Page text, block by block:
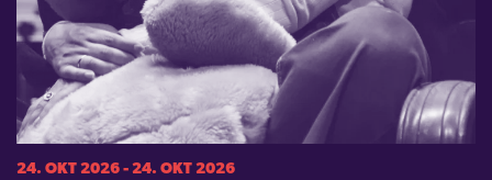
24. OKT 2026 - 24. OKT 2026